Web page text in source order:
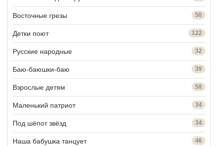
Восточные грезы 50
Детки поют 122
Русские народные 32
Баю-баюшки-баю 39
Взрослые детям 58
Маленький патриот 34
Под шёпот звёзд 34
Наша бабушка танцует 46